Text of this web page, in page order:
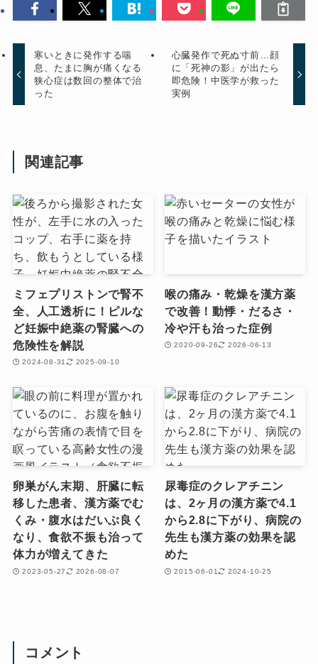
寒いときに発作する喘
息、たまに胸が痛くなる
狭心症は数回の整体で治
った
心臓発作で死ぬ寸前…顔
に「死神の影」が出たら
即危険！中医学が救った
実例
関連記事
ミフェプリストンで腎不
全、人工透析に！ピルな
ど妊娠中絶薬の腎臓への
危険性を解説
2024-08-31 2025-09-10
喉の痛み・乾燥を漢方薬
で改善！動悸・だるさ・
冷や汗も治った症例
2020-09-26 2026-06-13
卵巣がん末期、肝臓に転
移した患者、漢方薬でむ
くみ・腹水はだいぶ良く
なり、食欲不振も治って
体力が増えてきた
2023-05-27 2026-08-07
尿毒症のクレアチニン
は、2ヶ月の漢方薬で4.1
から2.8に下がり、病院の
先生も漢方薬の効果を認
めた
2015-06-01 2024-10-25
コメント